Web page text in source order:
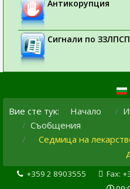
Антикорупция
Сигнали по
Вие сте тук: Начало
Съобщения
Седмица на
+359 2 8903555 Fax: